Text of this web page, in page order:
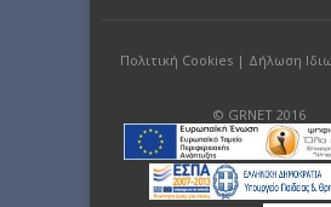
Πολιτική Cookies| Δήλωση
© GRNET 2016